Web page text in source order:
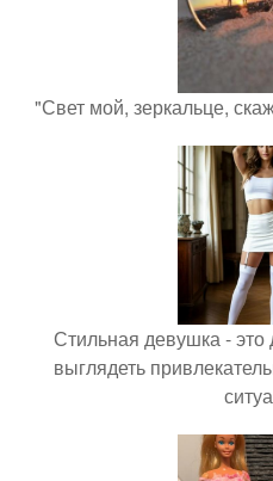
"Свет мой, зеркальце,
Стильная девушка - это
выглядеть